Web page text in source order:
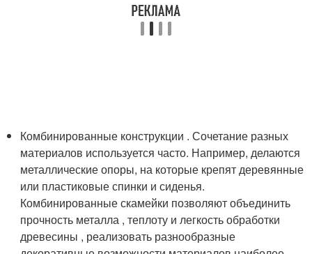
Комбинированные конструкции . Сочетание разных
материалов используется часто. Например, делаются
металлические опоры, на которые крепят деревянные
или пластиковые спинки и сиденья.
Комбинированные скамейки позволяют объединить
прочность металла , теплоту и легкость обработки
древесины , реализовать разнообразные